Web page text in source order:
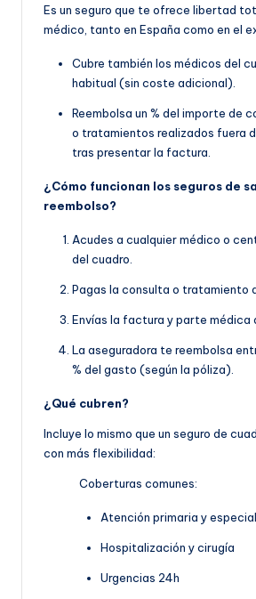
Es un seguro que te ofrece libertad
médico, tanto en España como en el
Cubre también los médicos del
habitual (sin coste adicional).
Reembolsa un % del importe de
o tratamientos realizados fuera
tras presentar la factura.
¿Cómo funcionan los seguros de
reembolso?
Acudes a cualquier médico o
del cuadro.
Pagas la consulta o tratamiento
Envías la factura y parte médica
La aseguradora te reembolsa
% del gasto (según la póliza).
¿Qué cubren?
Incluye lo mismo que un seguro de
con más flexibilidad:
Coberturas comunes:
Atención primaria y
Hospitalización y cirugía
Urgencias 24h